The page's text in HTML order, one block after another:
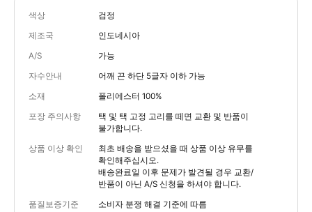
색상 검정
제조국 인도네시아
A/S 가능
자수안내 어깨 끈 하단 5글자 이하 가능
소재 폴리에스터 100%
포장 주의사항
택 및 택 고정 고리를 떼면 교환 및 반품이
불가합니다.
상품 이상 확인
최초 배송을 받으셨을 때 상품 이상 유무를
확인해주십시오.
배송완료일 이후 문제가 발견될 경우 교환/
반품이 아닌 A/S 신청을 하셔야 합니다.
품질보증기준 소비자 분쟁 해결 기준에 따름